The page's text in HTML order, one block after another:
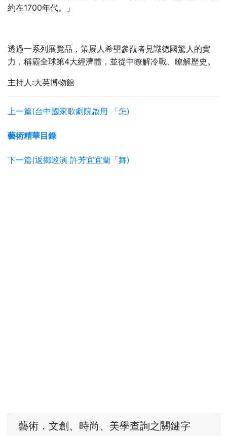
約在1700年代。」
透過一系列展覽品，策展人希望參觀者見識德國驚人的實
力，稱霸全球第4大經濟體，並從中瞭解冷戰、瞭解歷史。
主持人:大英博物館
上一篇(台中國家歌劇院啟用 「怎)
藝術精華目錄
下一篇(返鄉巡演 許芳宜宜蘭「舞)
藝術．文創、時尚、美學查詢之關鍵字